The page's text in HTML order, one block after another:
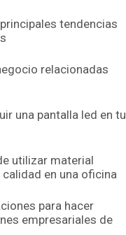
tendencias
relacionadas
una pantalla led en tu
utilizar material
en una oficina
para hacer
empresariales de